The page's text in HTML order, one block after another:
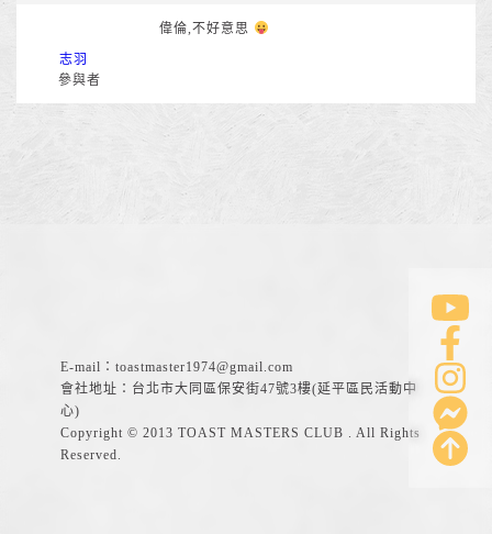
志羽
參與者
偉倫,不好意思
E-mail： toastmaster1974@gmail.com
會社地址：台北市大同區保安街47號3樓(延平區民活動中
心)
Copyright © 2013 TOAST MASTERS CLUB . All Rights
Reserved.